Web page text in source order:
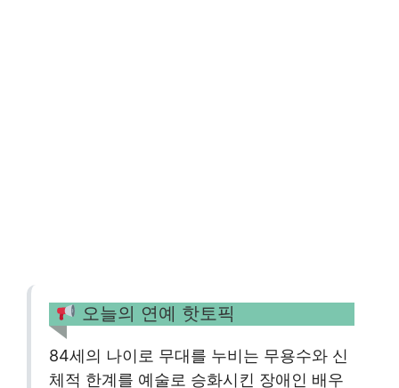
오늘의 연예 핫토픽
84세의 나이로 무대를 누비는 무용수와 신
체적 한계를 예술로 승화시킨 장애인 배우